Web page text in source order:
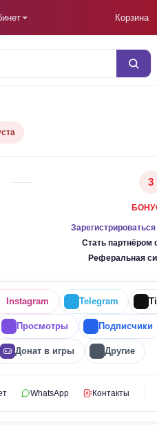
Корзина
3
Зарегистрироваться
Стать партнёром
Реферальная
Instagram Telegram
Просмотры Подписчики
Донат в игры Другие
WhatsApp Контакты